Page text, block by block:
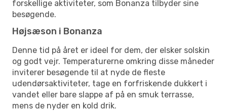
forskellige aktiviteter, som Bonanza tilbyder sine
besøgende.
Højsæson i Bonanza
Denne tid på året er ideel for dem, der elsker solskin
og godt vejr. Temperaturerne omkring disse måneder
inviterer besøgende til at nyde de fleste
udendørsaktiviteter, tage en forfriskende dukkert i
vandet eller bare slappe af på en smuk terrasse,
mens de nyder en kold drik.